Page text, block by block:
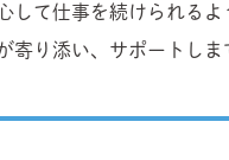
して仕事を続けられる
り添い、サポートしま